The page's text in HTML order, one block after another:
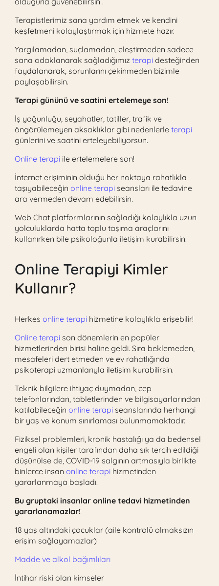
Terapistlerimiz sana yardım etmek ve kendini
keşfetmeni kolaylaştırmak için hizmete hazır.
Yargılamadan, suçlamadan, eleştirmeden sadece
sana odaklanarak sağladığımız terapi desteğinden
faydalanarak, sorunlarını çekinmeden bizimle
paylaşabilirsin.
Terapi gününü ve saatini ertelemeye son!
İş yoğunluğu, seyahatler, tatiller, trafik ve
öngörülemeyen aksaklıklar gibi nedenlerle terapi
günlerini ve saatini erteleyebiliyorsun.
Online terapi ile ertelemelere son!
İnternet erişiminin olduğu her noktaya rahatlıkla
taşıyabileceğin online terapi seansları ile tedavine
ara vermeden devam edebilirsin.
Web Chat platformlarının sağladığı kolaylıkla uzun
yolculuklarda hatta toplu taşıma araçlarını
kullanırken bile psikoloğunla iletişim kurabilirsin.
Online Terapiyi Kimler
Kullanır?
Herkes online terapi hizmetine kolaylıkla erişebilir!
Online terapi son dönemlerin en popüler
hizmetlerinden birisi haline geldi. Sıra beklemeden,
mesafeleri dert etmeden ve ev rahatlığında
psikoterapi uzmanlarıyla iletişim kurabilirsin.
Teknik bilgilere ihtiyaç duymadan, cep
telefonlarından, tabletlerinden ve bilgisayarlarından
katılabileceğin online terapi seanslarında herhangi
bir yaş ve konum sınırlaması bulunmamaktadır.
Fiziksel problemleri, kronik hastalığı ya da bedensel
engeli olan kişiler tarafından daha sık tercih edildiği
düşünülse de, COVID-19 salgının artmasıyla birlikte
binlerce insan online terapi hizmetinden
yararlanmaya başladı.
Bu gruptaki insanlar online tedavi hizmetinden
yararlanamazlar!
18 yaş altındaki çocuklar (aile kontrolü olmaksızın
erişim sağlayamazlar)
Madde ve alkol bağımlıları
İntihar riski olan kimseler